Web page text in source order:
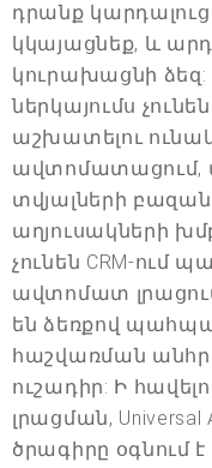
դրանք
կկայացնեք, և
կուրախացնի ձեզ:
ներկայումս
աշխատելու
ավտոմատացում,
տվյալների
աղյուսակների
չունեն CRM-ում
ավտոմատ
են ձեռքով
հաշվառման
ուշադիր: Ի
լրացման, Universal
ծրագիրը օգնում